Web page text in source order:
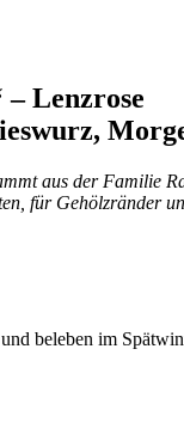
– Lenzrose
aus der Familie
für Gehölzränder
beleben im